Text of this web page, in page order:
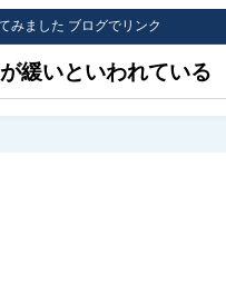
みました ブログでリンク
緩いといわれている